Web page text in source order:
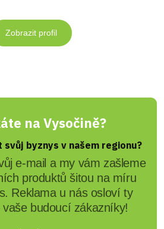
Zobrazit profil
na Vysočině?
byznys v našem regionu?
e-mail a my vám zašleme
produktů šitou na míru
Reklama u nás osloví ty
budoucí zákazníky!